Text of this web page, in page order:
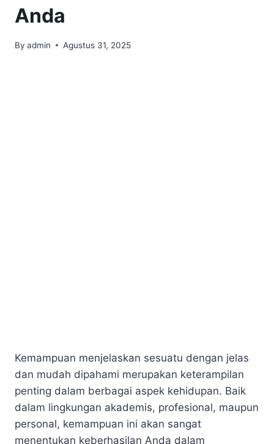
Anda
By admin Agustus 31, 2025
Kemampuan menjelaskan sesuatu dengan jelas
dan mudah dipahami merupakan keterampilan
penting dalam berbagai aspek kehidupan. Baik
dalam lingkungan akademis, profesional, maupun
personal, kemampuan ini akan sangat
menentukan keberhasilan Anda dalam